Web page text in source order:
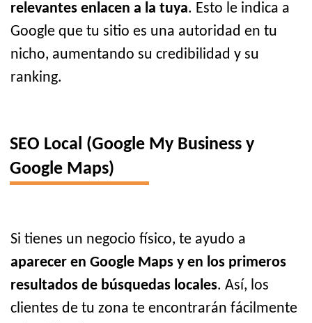
relevantes enlacen a la tuya. Esto le indica a
Google que tu sitio es una autoridad en tu
nicho, aumentando su credibilidad y su
ranking.
SEO Local (Google My Business y
Google Maps)
Si tienes un negocio físico, te ayudo a
aparecer en Google Maps y en los primeros
resultados de búsquedas locales. Así, los
clientes de tu zona te encontrarán fácilmente